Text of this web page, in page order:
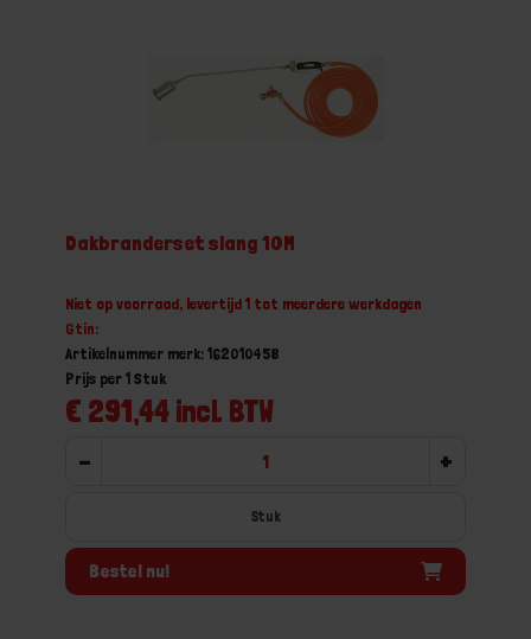
Dakbranderset slang 10M
Niet op voorraad, levertijd 1 tot meerdere werkdagen
Gtin:
Artikelnummer merk: 162010458
€ 291,44 incl. BTW
Prijs per 1 Stuk
- +
Stuk
Bestel nu!